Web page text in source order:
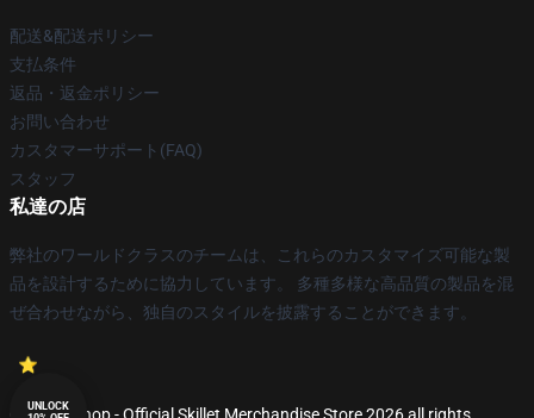
配送&配送ポリシー
支払条件
返品・返金ポリシー
お問い合わせ
カスタマーサポート(FAQ)
スタッフ
私達の店
弊社のワールドクラスのチームは、これらのカスタマイズ可能な製
品を設計するために協力しています。 多種多様な高品質の製品を混
ぜ合わせながら、独自のスタイルを披露することができます。
UNLOCK